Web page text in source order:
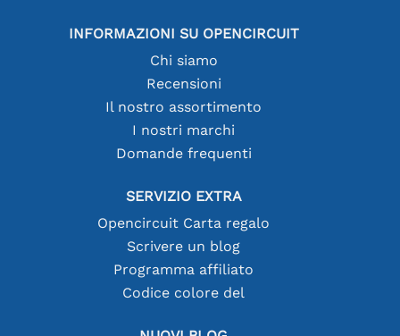
INFORMAZIONI SU OPENCIRCUIT
Chi siamo
Recensioni
Il nostro assortimento
I nostri marchi
Domande frequenti
SERVIZIO EXTRA
Opencircuit Carta regalo
Scrivere un blog
Programma affiliato
Codice colore del